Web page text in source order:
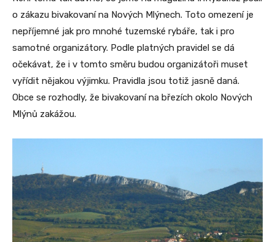
o zákazu bivakovaní na Nových Mlýnech. Toto omezení je
nepříjemné jak pro mnohé tuzemské rybáře, tak i pro
samotné organizátory. Podle platných pravidel se dá
očekávat, že i v tomto směru budou organizátoři muset
vyřídit nějakou výjimku. Pravidla jsou totiž jasně daná.
Obce se rozhodly, že bivakovaní na březích okolo Nových
Mlýnů zakážou.